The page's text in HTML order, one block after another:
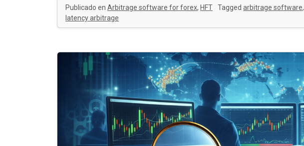
Publicado en Arbitrage software for forex, HFT Tagged arbitrage software,
latency arbitrage